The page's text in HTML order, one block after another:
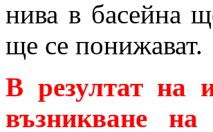
нива в басейна
ще се понижават.
В резултат на
възникване